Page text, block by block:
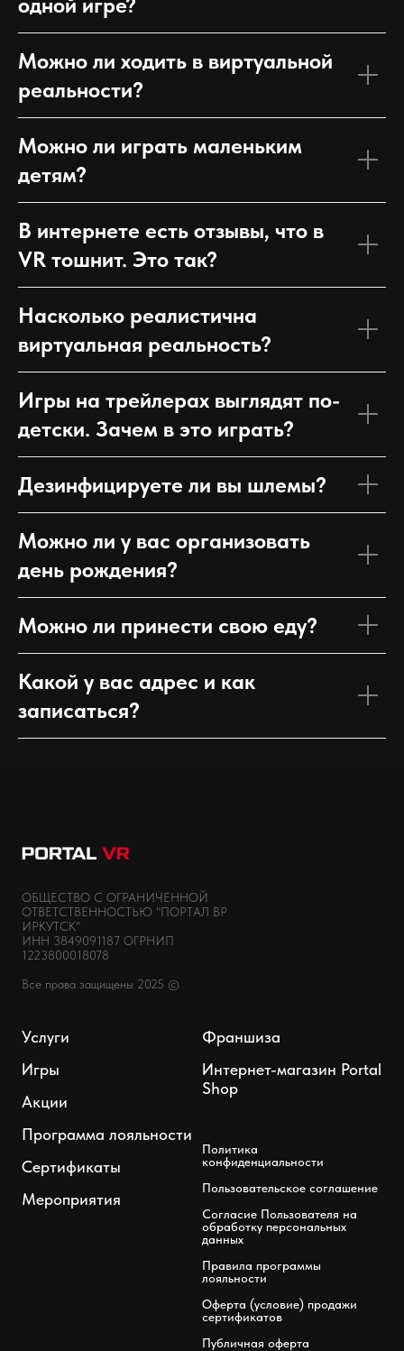
Можно ли ходить в виртуальной
реальности?
Можно ли играть маленьким
детям?
В интернете есть отзывы, что в
VR тошнит. Это так?
Насколько реалистична
виртуальная реальность?
Игры на трейлерах выглядят по-
детски. Зачем в это играть?
Дезинфицируете ли вы шлемы?
Можно ли у вас организовать
день рождения?
Можно ли принести свою еду?
Какой у вас адрес и как
записаться?
ОБЩЕСТВО С ОГРАНИЧЕННОЙ
ОТВЕТСТВЕННОСТЬЮ "ПОРТАЛ ВР
ИРКУТСК"
ИНН 3849091187 ОГРНИП
1223800018078
Все права защищены 2025 ©
Услуги
Игры
Акции
Программа лояльности
Сертификаты
Мероприятия
Франшиза
Интернет-магазин Portal
Shop
Политика
конфиденциальности
Пользовательское соглашение
Согласие Пользователя на
обработку персональных
данных
Правила программы
лояльности
Оферта (условие) продажи
сертификатов
Публичная оферта